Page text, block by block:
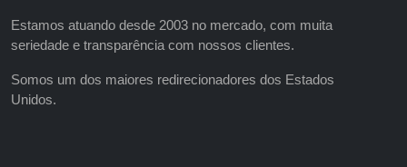
Estamos atuando desde 2003 no mercado, com muita
seriedade e transparência com nossos clientes.
Somos um dos maiores redirecionadores dos Estados
Unidos.